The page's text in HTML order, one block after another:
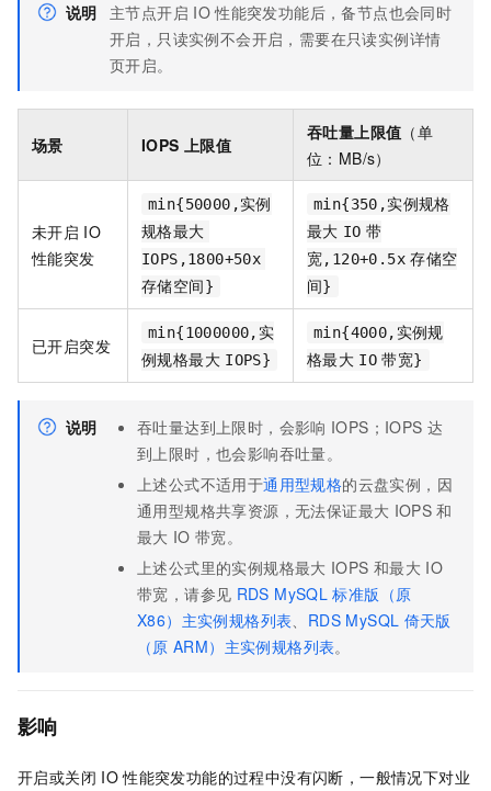
说明 主节点开启 IO 性能突发功能后，备节点也会同时
开启，只读实例不会开启，需要在只读实例详情
页开启。
场景 IOPS 上限值
吞吐量上限值 （单
位：MB/s）
未开启 IO
性能突发
min{50000,实例
规格最大
IOPS,1800+50x
存储空间}
min{350,实例规格
最大 IO 带
宽,120+0.5x 存储空
间}
已开启突发
min{1000000,实
例规格最大 IOPS}
min{4000,实例规
格最大 IO 带宽}
说明 吞吐量达到上限时，会影响 IOPS；IOPS 达
到上限时，也会影响吞吐量。
上述公式不适用于通用型规格的云盘实例，因
通用型规格共享资源，无法保证最大 IOPS 和
最大 IO 带宽。
上述公式里的实例规格最大 IOPS 和最大 IO
带宽，请参见 RDS MySQL 标准版（原
X86）主实例规格列表、 RDS MySQL 倚天版
（原 ARM）主实例规格列表。
影响
开启或关闭 IO 性能突发功能的过程中没有闪断，一般情况下对业